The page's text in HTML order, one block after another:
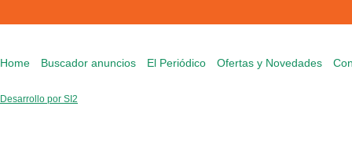
Home Buscador anuncios El Periódico Ofertas y Novedades
Desarrollo por SI2